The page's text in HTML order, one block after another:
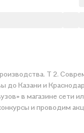
Т 2.
до Казани и
в магазине сети
организуем